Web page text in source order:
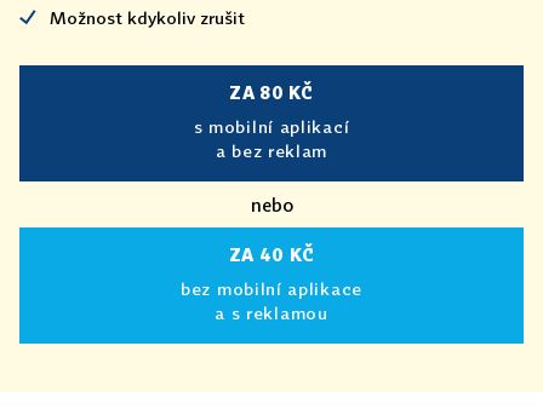
Možnost kdykoliv zrušit
ZA 80 KČ
s mobilní aplikací
a bez reklam
nebo
ZA 40 KČ
bez mobilní aplikace
a s reklamou